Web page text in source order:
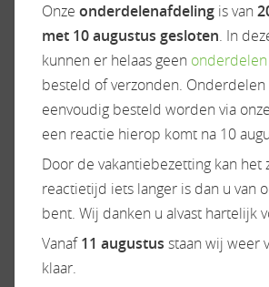
Onderstel/cabine
Achteruitrijcamera
Airbag(s)
Airco op motor
Audioinstallatie
Centr. deurvergr.
afstandsb.
Cruisecontrol
Elektr. bedienbare ramen
Leren stuur
Radio/TV
Onze onderdelenafdeling is van
met 10 augustus gesloten. In
kunnen er helaas geen onderdelen
besteld of verzonden. Onderdelen
eenvoudig besteld worden via onze
een reactie hierop komt na 10
Door de vakantiebezetting kan het
reactietijd iets langer is dan u van
bent. Wij danken u alvast hartelijk
Vanaf11 augustus staan wij weer
klaar.